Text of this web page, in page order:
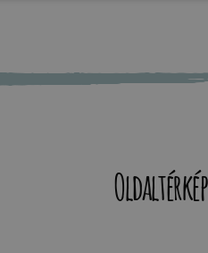
Oldaltérkép